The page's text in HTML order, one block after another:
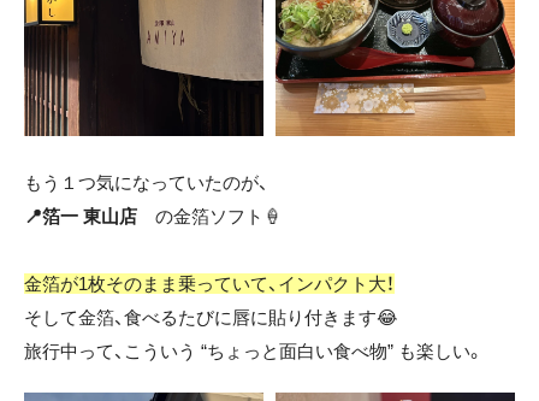
もう１つ気になっていたのが、
📍箔一 東山店 の金箔ソフト🍦
金箔が1枚そのまま乗っていて、インパクト大！
そして金箔、食べるたびに唇に貼り付きます😂
旅行中って、こういう “ちょっと面白い食べ物” も楽しい。